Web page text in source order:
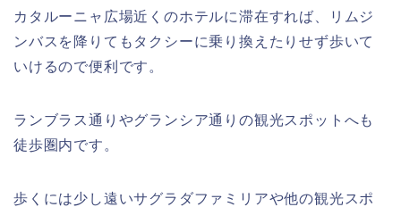
カタルーニャ広場近くのホテルに滞在すれば、リムジ
ンバスを降りてもタクシーに乗り換えたりせず歩いて
いけるので便利です。
ランブラス通りやグランシア通りの観光スポットへも
徒歩圏内です。
歩くには少し遠いサグラダファミリアや他の観光スポ